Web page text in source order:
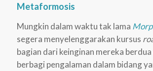
Metaformosis
Mungkin dalam waktu tak lama
segera menyelenggarakan kursus
bagian dari keinginan mereka
berbagi pengalaman dalam bidang